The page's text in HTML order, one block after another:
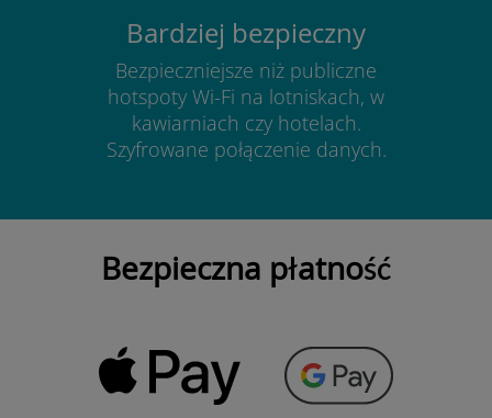
Bardziej bezpieczny
Bezpieczniejsze niż publiczne
hotspoty Wi-Fi na lotniskach, w
kawiarniach czy hotelach.
Szyfrowane połączenie danych.
Bezpieczna płatność